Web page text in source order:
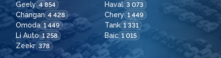
Geely 4 854 Haval 3 073
Changan 4 428 Chery 1 449
Omoda 1 449 Tank 1 331
Li Auto 1 258 Baic 1 015
Zeekr 378